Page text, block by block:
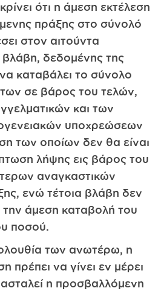
ότι η άμεση εκτέλεση
πράξης στο σύνολό
στον αιτούντα
δεδομένης της
καταβάλει το σύνολο
σε βάρος του τελών,
και των
υποχρεώσεων
των οποίων δεν θα είναι
λήψης εις βάρος του
αναγκαστικών
ενώ τέτοια βλάβη δεν
άμεση καταβολή του
ποσού.
των ανωτέρω, η
πρέπει να γίνει εν μέρει
η προσβαλλόμενη